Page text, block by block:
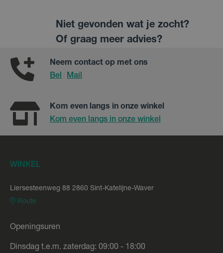
Niet gevonden wat je zocht?
Of graag meer advies?
Neem contact op met ons
Bel
Mail
Kom even langs in onze winkel
Kom even langs in onze winkel
WINKEL
Liersesteenweg 88 2860 Sint-Katelijne-Waver
Route
Openingsuren
Dinsdag t.e.m. zaterdag: 09:00 - 18:00